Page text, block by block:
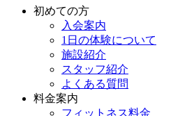
初めての方
入会案内
1日の体験について
施設紹介
スタッフ紹介
よくある質問
料金案内
フィットネス料金